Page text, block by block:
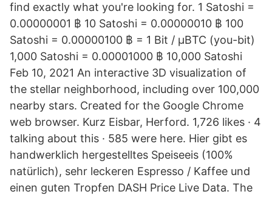
find exactly what you're looking for. 1 Satoshi =
0.00000001 ฿ 10 Satoshi = 0.00000010 ฿ 100
Satoshi = 0.00000100 ฿ = 1 Bit / μBTC (you-bit)
1,000 Satoshi = 0.00001000 ฿ 10,000 Satoshi
Feb 10, 2021 An interactive 3D visualization of
the stellar neighborhood, including over 100,000
nearby stars. Created for the Google Chrome
web browser. Kurz Eisbar, Herford. 1,726 likes · 4
talking about this · 585 were here. Hier gibt es
handwerklich hergestelltes Speiseeis (100%
natürlich), sehr leckeren Espresso / Kaffee und
einen guten Tropfen DASH Price Live Data. The